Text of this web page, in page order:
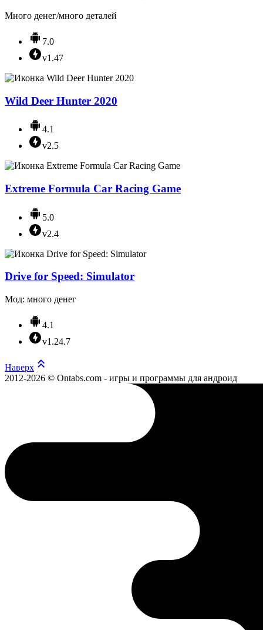
Много денег/много деталей
7.0
v1.47
Wild Deer Hunter 2020
4.1
v2.5
Extreme Formula Car Racing Game
5.0
v2.4
Drive for Speed: Simulator
Мод: много денег
4.1
v1.24.7
Наверх
2012-2026 © Ontabs.com - игры и программы для андроид